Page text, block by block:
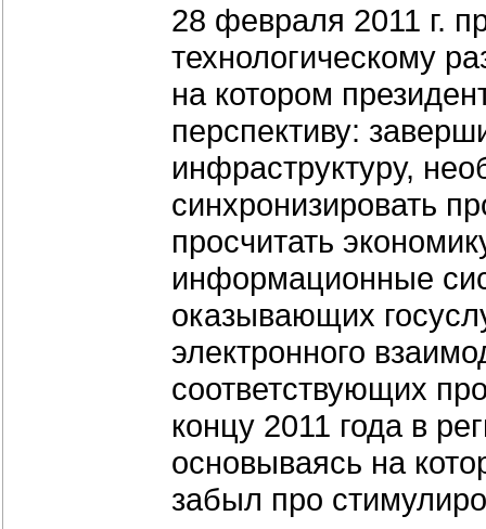
28 февраля 2011 г.
технологическому
на котором
перспективу:
инфраструктуру,
синхронизировать
просчитать
информационные
оказывающих
электронного
соответствующих
концу 2011 года в
основываясь на
забыл про